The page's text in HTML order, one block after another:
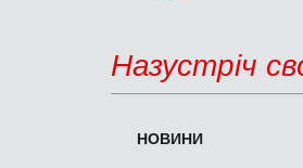
Назустріч
НОВИНИ